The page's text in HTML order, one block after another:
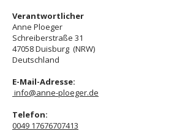
Verantwortlicher
Anne Ploeger
Schreiberstraße 31
47058 Duisburg (NRW)
Deutschland
E-Mail-Adresse:
info@anne-ploeger.de
Telefon:
0049 17676707413